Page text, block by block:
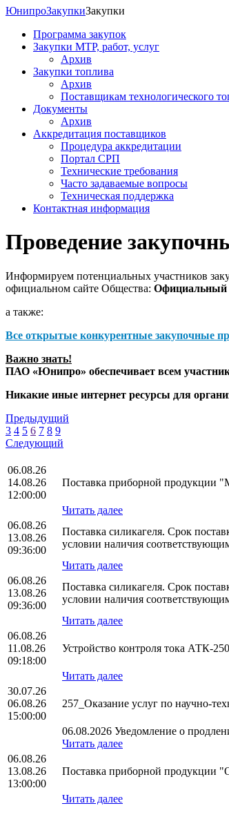
ЮнипроЗакупкиЗакупки
Программа закупок
Закупки МТР, работ, услуг
Архив
Закупки топлива
Архив
Поставщикам технологического
Документы
Архив
Аккредитация поставщиков
Процедура аккредитации
Портал СРП
Технические требования
Часто задаваемые вопросы
Техническая поддержка
Контактная информация
Проведение
Информируем потенциальных участников
официальном сайте Общества:
а также:
Все открытые конкурентные закупочные
Важно знать!
ПАО «Юнипро» обеспечивает всем
Никакие иные интернет ресурсы для
Предыдущий
3 4 5 6 7 8 9
Следующий
06.08.26
14.08.26
12:00:00
Поставка приборной
Читать далее
06.08.26
13.08.26
09:36:00
Поставка силикагеля. Срок
условии наличия
Читать далее
06.08.26
13.08.26
09:36:00
Поставка силикагеля. Срок
условии наличия
Читать далее
06.08.26
11.08.26
09:18:00
Устройство контроля тока АТК-
Читать далее
30.07.26
06.08.26
15:00:00
257_Оказание услуг по научно-
06.08.2026 Уведомление о
Читать далее
06.08.26
13.08.26
13:00:00
Поставка приборной
Читать далее